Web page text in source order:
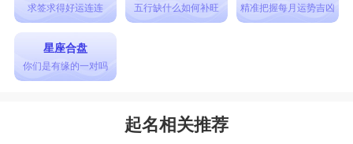
求签求得好运连连 五行缺什么如何补旺 精准把握每月运势吉凶
星座合盘
你们是有缘的一对吗
起名相关推荐